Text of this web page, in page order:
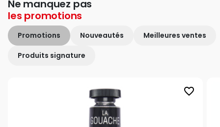
Ne manquez pas
les promotions
Promotions Nouveautés Meilleures ventes
Produits signature
favorite_border